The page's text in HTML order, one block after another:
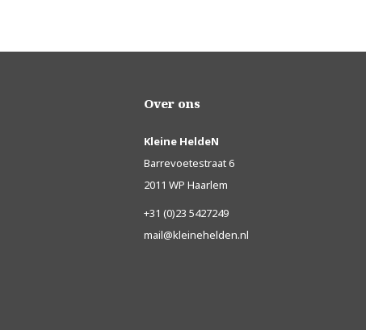
Over ons
Kleine HeldeN
Barrevoetestraat 6
2011 WP Haarlem
+31 (0)23 5427249
mail@kleinehelden.nl